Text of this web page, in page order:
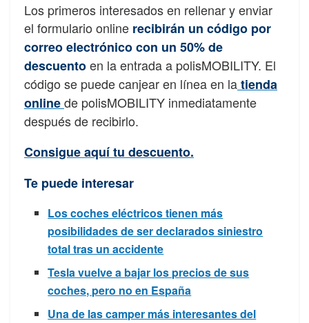
Los primeros interesados en rellenar y enviar
el formulario online recibirán un código por
correo electrónico con un 50% de
descuentoen la entrada a polisMOBILITY. El
código se puede canjear en línea en latienda
onlinede polisMOBILITY inmediatamente
después de recibirlo.
Consigue aquí tu descuento.
Te puede interesar
Los coches eléctricos tienen más
posibilidades de ser declarados siniestro
total tras un accidente
Tesla vuelve a bajar los precios de sus
coches, pero no en España
Una de las camper más interesantes del